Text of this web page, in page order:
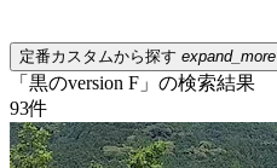
定番カスタムから探す expand_more
「黒のversion F」の検索結果
93件